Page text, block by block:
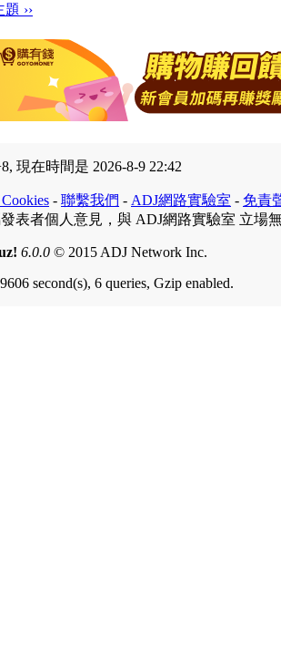
››
現在時間是 2026-8-9 22:42
- 聯繫我們 - ADJ網路實驗室 - 免責
表者個人意見，與 ADJ網路實驗室 立場
6.0.0 © 2015 ADJ Network Inc.
second(s), 6 queries, Gzip enabled.